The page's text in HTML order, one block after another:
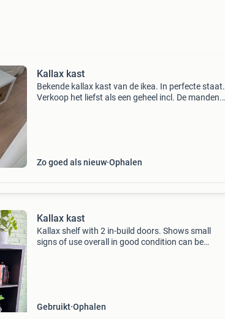
Kallax kast
Bekende kallax kast van de ikea. In perfecte staat.
Verkoop het liefst als een geheel incl. De manden.
Zo goed als nieuw Ophalen
Kallax kast
Kallax shelf with 2 in-build doors. Shows small
signs of use overall in good condition can be
Gebruikt Ophalen